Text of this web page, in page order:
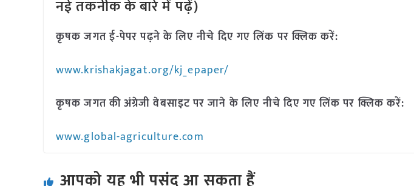
नई तकनीक के बारे में पढ़ें)
कृषक जगत ई-पेपर पढ़ने के लिए नीचे दिए गए लिंक पर क्लिक करें:
www.krishakjagat.org/kj_epaper/
कृषक जगत की अंग्रेजी वेबसाइट पर जाने के लिए नीचे दिए गए लिंक पर क्लिक करें:
www.global-agriculture.com